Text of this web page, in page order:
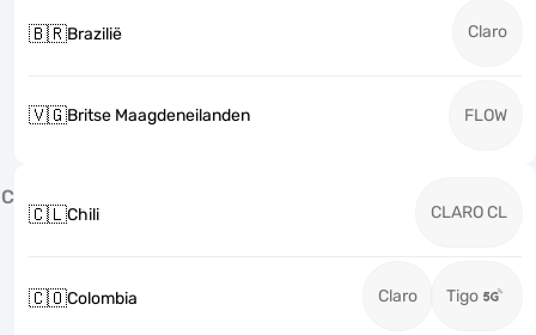
🇧🇷Brazilië Claro
🇻🇬Britse Maagdeneilanden FLOW
C
🇨🇱Chili CLARO CL
🇨🇴Colombia Claro Tigo